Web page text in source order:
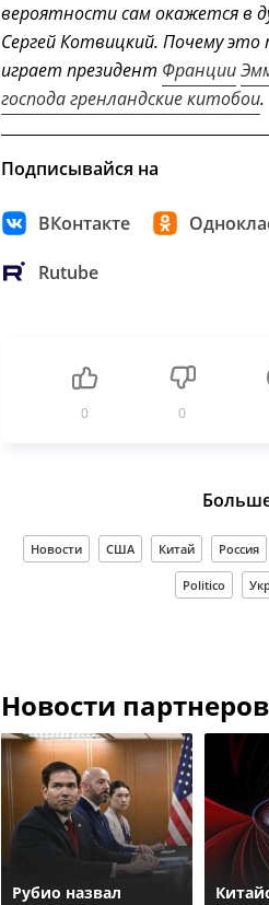
вероятности сам окажется в
Сергей Котвицкий. Почему
играет президент Франции
господа гренландские китобои.
Подписывайся на
ВКонтакте
Rutube
0 0
Новости США Китай Россия
Politico
Новости партнеров
Рубио назвал